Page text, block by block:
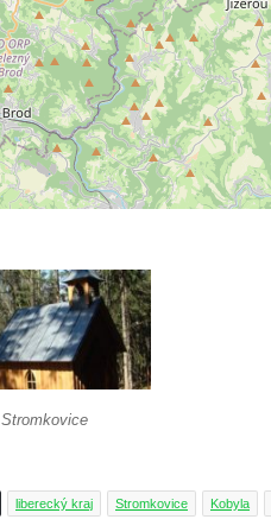
Stromkovice
liberecký kraj Stromkovice Kobyla